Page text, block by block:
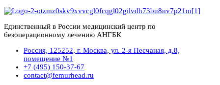
Единственный в России медицинский центр по
безоперационному лечению АНГБК
Россия, 125252, г. Москва, ул. 2-я Песчаная, д.8,
помещение №1
+7 (495) 150-37-67
contact@femurhead.ru